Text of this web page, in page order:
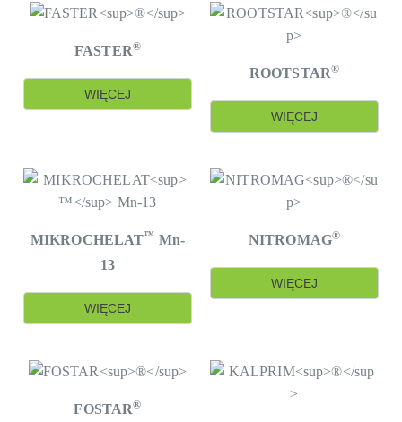
FASTER®
WIĘCEJ
ROOTSTAR®
WIĘCEJ
MIKROCHELAT™ Mn-
13
WIĘCEJ
NITROMAG®
WIĘCEJ
FOSTAR®